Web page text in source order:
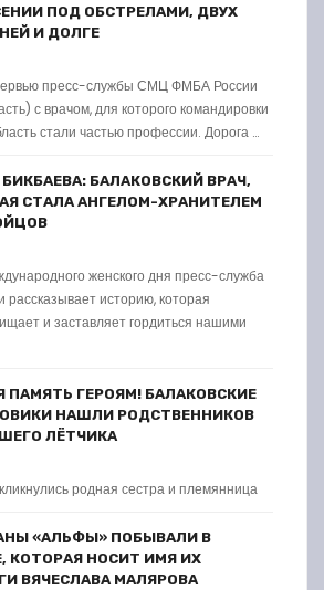
ПОД ОБСТРЕЛАМИ, ДВУХ
И ДОЛГЕ
пресс-службы СМЦ ФМБА России
с врачом, для которого командировки
стали частью профессии. Дорога …
БАЛАКОВСКИЙ ВРАЧ,
СТАЛА АНГЕЛОМ-ХРАНИТЕЛЕМ
женского дня пресс-служба
историю, которая
и заставляет гордиться нашими
ПАМЯТЬ ГЕРОЯМ! БАЛАКОВСКИЕ
НАШЛИ РОДСТВЕННИКОВ
ЛЁТЧИКА
родная сестра и племянница
«АЛЬФЫ» ПОБЫВАЛИ В
КОТОРАЯ НОСИТ ИМЯ ИХ
ВЯЧЕСЛАВА МАЛЯРОВА